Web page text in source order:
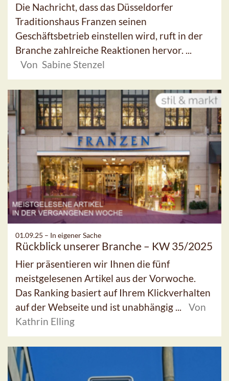
Die Nachricht, dass das Düsseldorfer
Traditionshaus Franzen seinen
Geschäftsbetrieb einstellen wird, ruft in der
Branche zahlreiche Reaktionen hervor. ...
Von Sabine Stenzel
01.09.25 – In eigener Sache
Rückblick unserer Branche – KW 35/2025
Hier präsentieren wir Ihnen die fünf
meistgelesenen Artikel aus der Vorwoche.
Das Ranking basiert auf Ihrem Klickverhalten
auf der Webseite und ist unabhängig ...
Von
Kathrin Elling